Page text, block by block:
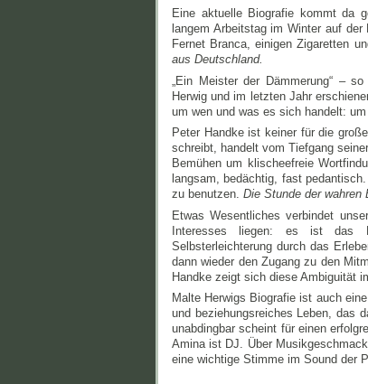
Eine aktuelle Biografie kommt da
langem Arbeitstag im Winter auf
Fernet Branca, einigen Zigaretten
aus Deutschland.
„Ein Meister der Dämmerung“ –
Herwig und im letzten Jahr
um wen und was es sich handelt:
Peter Handke ist keiner für die
schreibt, handelt vom Tiefgang
Bemühen um klischeefreie
langsam, bedächtig, fast
zu benutzen. Die Stunde der wahren
Etwas Wesentliches verbindet
Interesses liegen: es ist das
Selbsterleichterung durch das
dann wieder den Zugang zu den
Handke zeigt sich diese Ambiguität
Malte Herwigs Biografie ist auch
und beziehungsreiches Leben, das
unabdingbar scheint für einen
Amina ist DJ. Über
eine wichtige Stimme im Sound der